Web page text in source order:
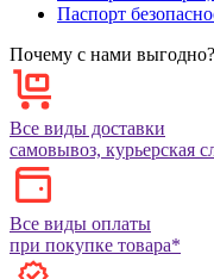
Паспорт
Почему с нами выгодно?
Все виды доставки
самовывоз, курьерская
Все виды оплаты
при покупке товара*